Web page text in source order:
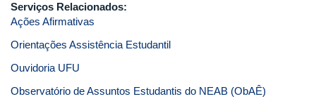
Serviços Relacionados:
Ações Afirmativas
Orientações Assistência Estudantil
Ouvidoria UFU
Observatório de Assuntos Estudantis do NEAB (ObAÊ)